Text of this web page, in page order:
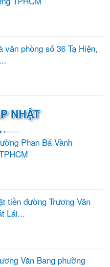
văn phòng số 36 Tạ Hiện,
NHẬT
Phan Bá Vành
tiền đường Trương Văn
Lái...
Văn Bang phường